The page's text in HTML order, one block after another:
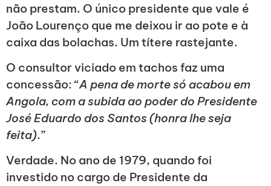
não prestam. O único presidente que vale é
João Lourenço que me deixou ir ao pote e à
caixa das bolachas. Um títere rastejante.
O consultor viciado em tachos faz uma
concessão: “A pena de morte só acabou em
Angola, com a subida ao poder do Presidente
José Eduardo dos Santos (honra lhe seja
feita).”
Verdade. No ano de 1979, quando foi
investido no cargo de Presidente da